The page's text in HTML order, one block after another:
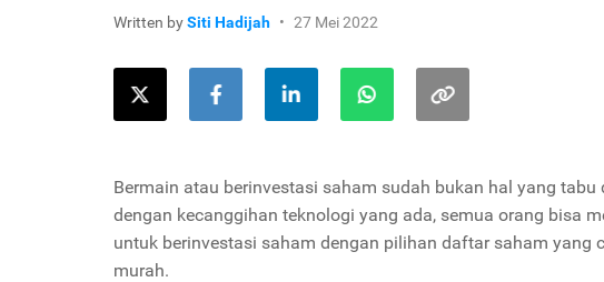
Written bySiti Hadijah 27 Mei 2022
Bermain atau berinvestasi saham sudah bukan hal yang
dengan kecanggihan teknologi yang ada, semua orang bisa
untuk berinvestasi saham dengan pilihan daftar saham
murah.